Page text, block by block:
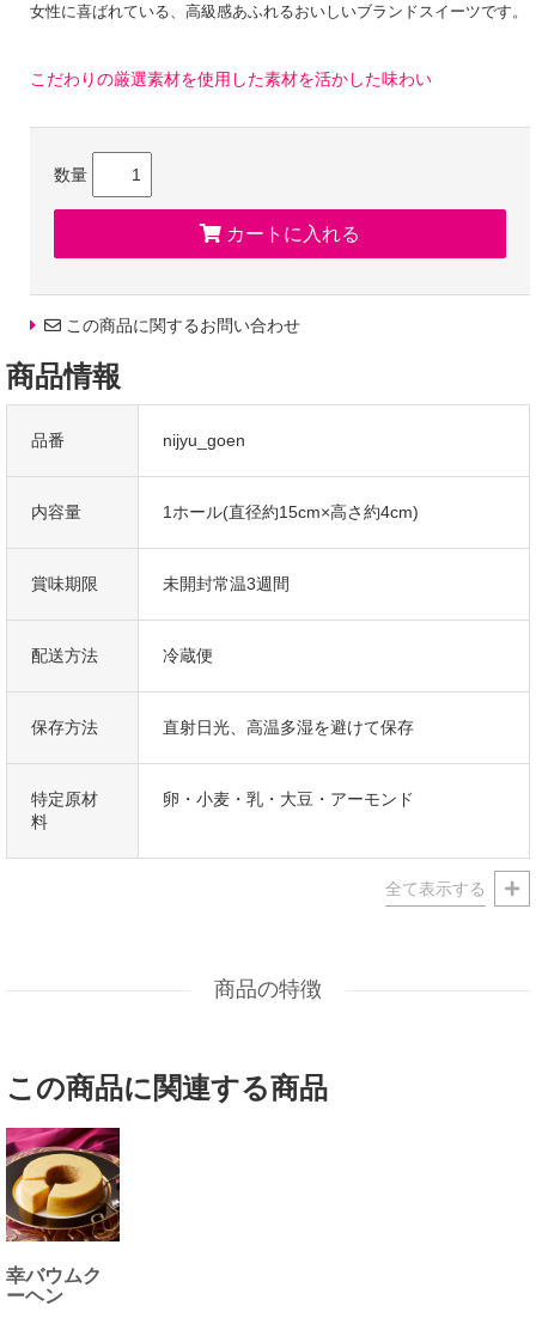
女性に喜ばれている、高級感あふれるおいしいブランドスイーツです。
こだわりの厳選素材を使用した素材を活かした味わい
厳選した良質な素材を使い、熟練の職人が一層一層細かく焼き加減を微
調整することで、
”しっとり”かつ”ふわふわ”の相反する美味しいふたつの食感を生み出し
ています。
職人技でこだわりの焼き加減、年輪のない仕上がりに
職人の経験に基づく熟練の技で生地を焼き重ねていくことで、
層の重みで剥がれ落ちそうになるバウムクーヘンに気を配りながら、
中央の層はできる限りしっかりとかために、それに対して外側の層は軽
めにふんわりと仕上げることで、
異なる食感が絶妙に調和する生地に仕上げています。
ギフトとしてのおすすめ
普段お世話になっている方への贈り物や
職場の上司、取引先、ご愛顧いただいているお客様へもオススメです。
定番のギフトイベント(ハロウィン、父の日、敬老の日、誕生日、
パティシエの手作りの洋菓子を贈りませんか?
大切な方への手土産・おみやげやお使いもの、
また、入学祝、卒業祝、年忌法要など法事・法要・仏事・弔事といった
御祝・御礼・内祝など祝儀の品としても最適です。
ウエディングパーティ-、2次会のプチギフト、引き菓子・
出産祝・出産内祝・快気祝・快気内祝などにもどうぞ。
包装(ラッピング)や熨斗(のし)など、ご対応させていただきます。
メッセージカードなどもお気軽にご相談くださいませ。
数量
カートに入れる
この商品に関するお問い合わせ
商品情報
品番 nijyu_goen
内容量 1ホール(直径約15cm×高さ約4cm)
賞味期限 未開封常温3週間
配送方法 冷蔵便
保存方法 直射日光、高温多湿を避けて保存
特定原材
料
卵・小麦・乳・大豆・アーモンド
商品の特徴
この商品に関連する商品
幸バウムク
ーヘン